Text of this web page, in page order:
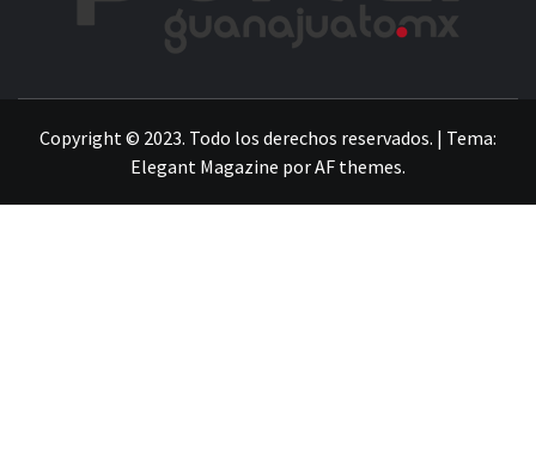
Copyright © 2023. Todo los derechos reservados. | Tema:
Elegant Magazine porAF themes.